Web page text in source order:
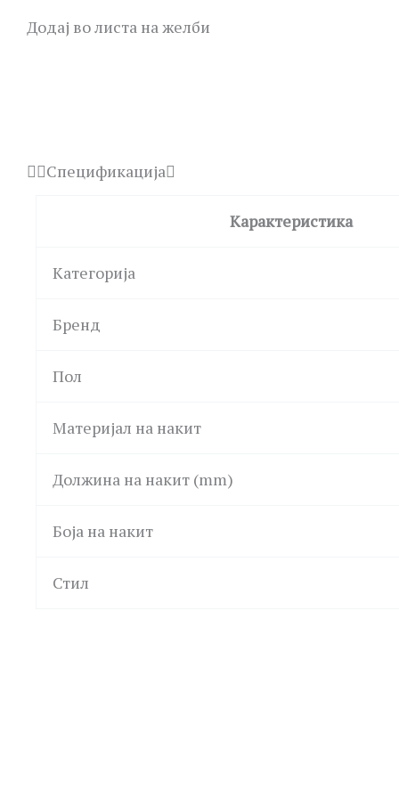
Додај во листа на желби
Спецификација
Карактеристика
Категорија
Бренд
Пол
Материјал на накит
Должина на накит (mm)
Боја на накит
Стил